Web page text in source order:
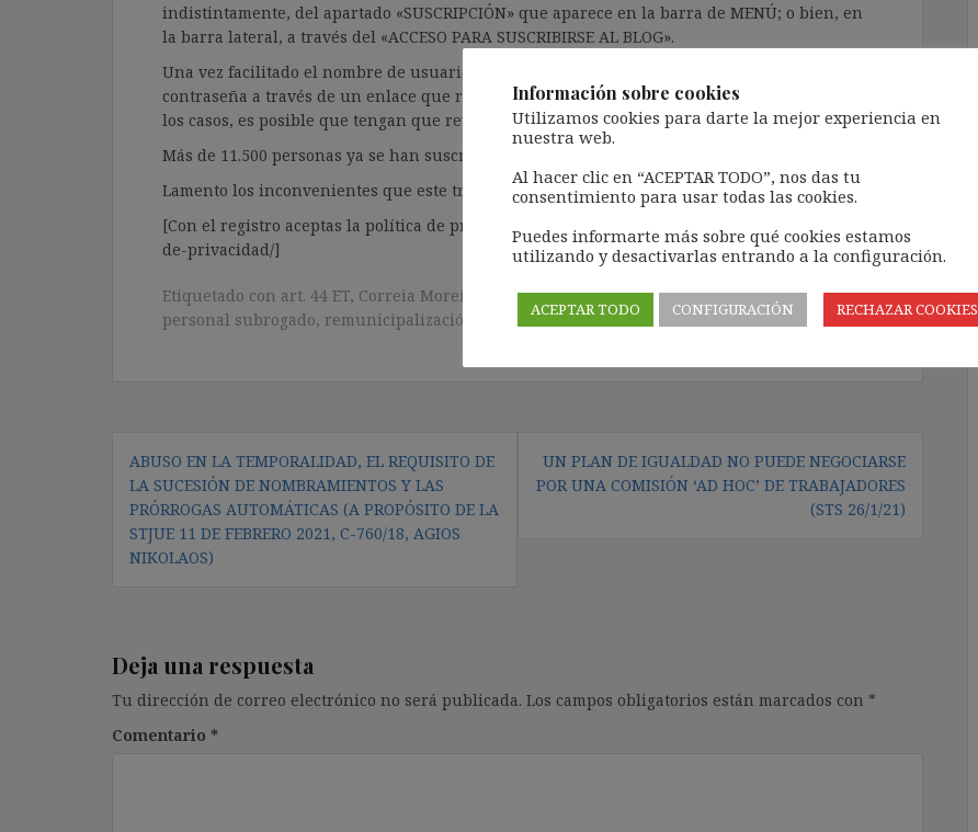
indistintamente, del apartado «SUSCRIPCIÓN» que aparece en la barra de MENÚ; o bien, en
la barra lateral, a través del «ACCESO PARA SUSCRIBIRSE AL BLOG».
Una vez facilitado el nombre de usuario y el correo electrónico, deberán verificar la
contraseña a través de un enlace que recibirán en el correo electrónico registrado (según
los casos, es posible que tengan que revisar la bandeja de «Spam»).
Más de 11.500 personas ya se han suscrito.
Lamento los inconvenientes que este trámite pueda causar.
[Con el registro aceptas la política de privacidad del blog: https://ignasibeltran.com/politica-
de-privacidad/]
Etiquetado con art. 44 ET, Correia Moreira DA 26,Directiva 2001/23,indefinido no fijo
personal subrogado, remunicipalización reversión, subrogación de empresa,trapaso
de
entradas
ABUSO EN LA TEMPORALIDAD, EL REQUISITO DE
LA SUCESIÓN DE NOMBRAMIENTOS Y LAS
PRÓRROGAS AUTOMÁTICAS (A PROPÓSITO DE LA
STJUE 11 DE FEBRERO 2021, C-760/18, AGIOS
NIKOLAOS)
UN PLAN DE IGUALDAD NO PUEDE NEGOCIARSE
POR UNA COMISIÓN ‘AD HOC’ DE TRABAJADORES
(STS 26/1/21)
Deja una respuesta
Tu dirección de correo electrónico no será publicada. Los campos obligatorios están marcados con *
Comentario *
Información sobre cookies
Utilizamos cookies para darte la mejor experiencia en
nuestra web.
Al hacer clic en “ACEPTAR TODO”, nos das tu
consentimiento para usar todas las cookies.
Puedes informarte más sobre qué cookies estamos
utilizando y desactivarlas entrando a la configuración.
ACEPTAR TODO CONFIGURACIÓN RECHAZAR COOKIES